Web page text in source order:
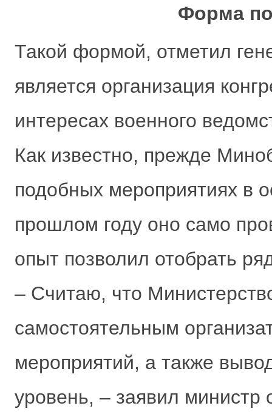
Форма
Такой формой, отметил
является организация
интересах военного
Как известно, прежде
подобных мероприятиях в
прошлом году оно само
опыт позволил отобрать
– Считаю, что
самостоятельным
мероприятий, а также
уровень, – заявил